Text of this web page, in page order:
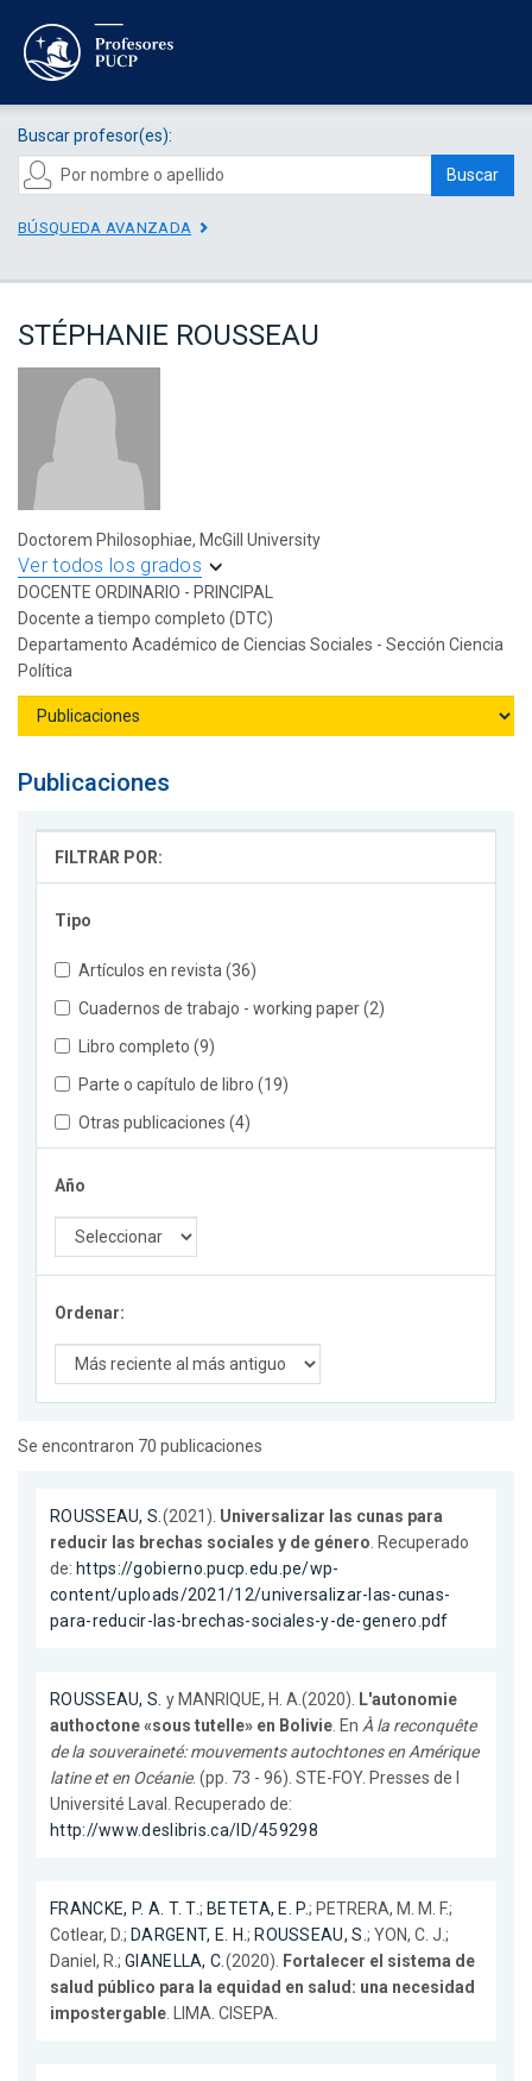
Buscar profesor(es):
Buscar
BÚSQUEDA AVANZADA
STÉPHANIE ROUSSEAU
Doctorem Philosophiae, McGill University
Ver todos los grados
DOCENTE ORDINARIO - PRINCIPAL
Docente a tiempo completo (DTC)
Departamento Académico de Ciencias Sociales - Sección Ciencia
Política
Publicaciones
FILTRAR POR:
Tipo
Artículos en revista (36)
Cuadernos de trabajo - working paper (2)
Libro completo (9)
Parte o capítulo de libro (19)
Otras publicaciones (4)
Año
Ordenar:
Se encontraron 70 publicaciones
ROUSSEAU, S.(2021). Universalizar las cunas para
reducir las brechas sociales y de género. Recuperado
de: https://gobierno.pucp.edu.pe/wp-
content/uploads/2021/12/universalizar-las-cunas-
para-reducir-las-brechas-sociales-y-de-genero.pdf
ROUSSEAU, S. y MANRIQUE, H. A.(2020). L'autonomie
authoctone «sous tutelle» en Bolivie. En À la reconquête
de la souveraineté: mouvements autochtones en Amérique
latine et en Océanie. (pp. 73 - 96). STE-FOY. Presses de l
Université Laval. Recuperado de:
http://www.deslibris.ca/ID/459298
FRANCKE, P. A. T. T.; BETETA, E. P.; PETRERA, M. M. F.;
Cotlear, D.; DARGENT, E. H.; ROUSSEAU, S.; YON, C. J.;
Daniel, R.; GIANELLA, C.(2020). Fortalecer el sistema de
salud público para la equidad en salud: una necesidad
impostergable. LIMA. CISEPA.